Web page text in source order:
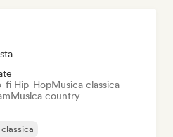
fi Hip-HopMusica classica
Musica country